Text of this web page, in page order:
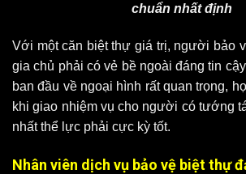
chuẩn nhất định
Với một căn biệt thự giá trị, người bảo
gia chủ phải có vẻ bề ngoài đáng tin
ban đầu về ngoại hình rất quan trọng,
khi giao nhiệm vụ cho người có tướng
nhất thể lực phải cực kỳ tốt.
Nhân viên dịch vụ bảo vệ biệt thự